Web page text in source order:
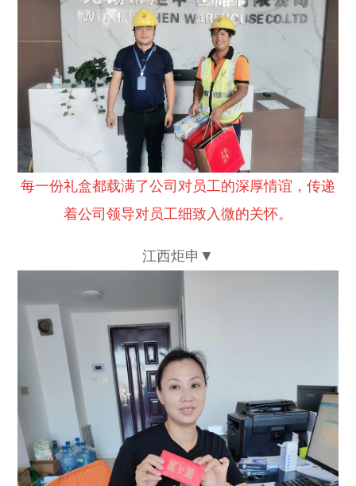
每一份礼盒都载满了公司对员工的深厚情谊，传递
着公司领导对员工细致入微的关怀。
江西炬申▼